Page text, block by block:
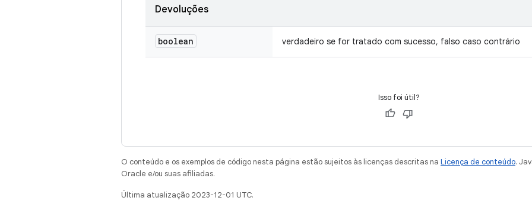
Devoluções
boolean verdadeiro se for tratado com sucesso, falso caso contrário
Isso foi útil?
O conteúdo e os exemplos de código nesta página estão sujeitos às licenças descritas na Licença de conteúdo.
Oracle e/ou suas afiliadas.
Última atualização 2023-12-01 UTC.